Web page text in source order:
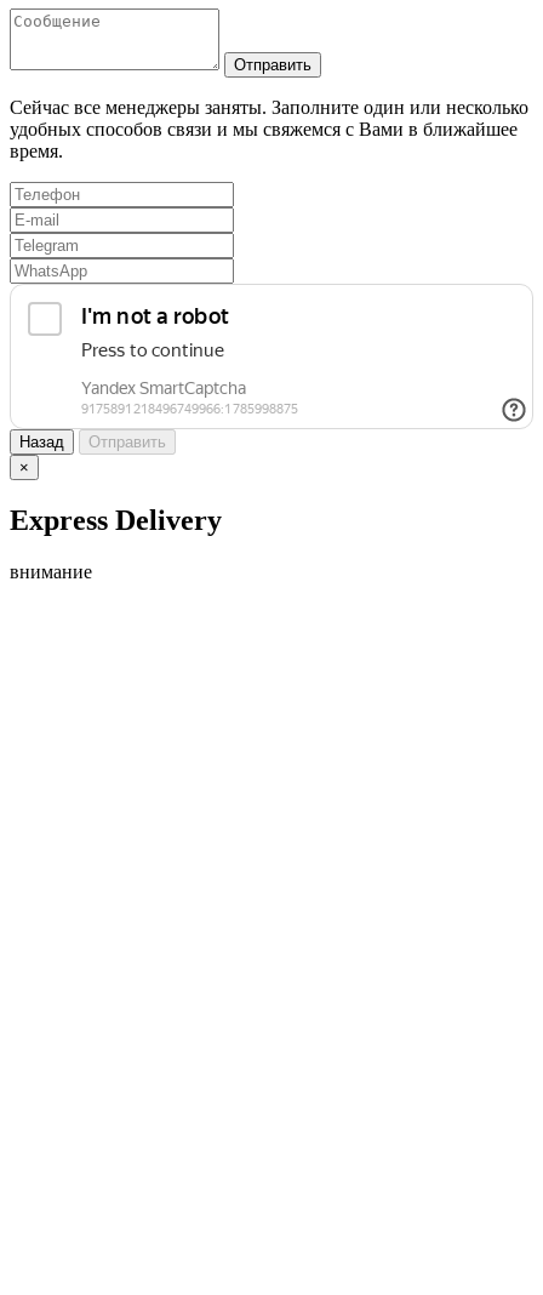
Отправить
Сейчас все менеджеры заняты. Заполните один или несколько
удобных способов связи и мы свяжемся с Вами в ближайшее
время.
Назад
Отправить
×
Express Delivery
внимание